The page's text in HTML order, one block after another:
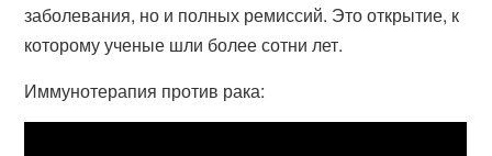
заболевания, но и полных ремиссий. Это открытие, к
которому ученые шли более сотни лет.
Иммунотерапия против рака: